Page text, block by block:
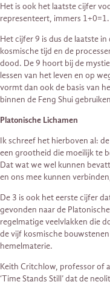
Het is ook het laatste cijfer
representeert, immers 1+0=1.
Het cijfer 9 is dus de laatste
kosmische tijd en de
dood. De 9 hoort bij de
lessen van het leven en op
vormt dan ook de basis van
binnen de Feng Shui
Platonische Lichamen
Ik schreef het hierboven al:
een grootheid die moeilijk te
Dat wat we wel kunnen
en ons mee kunnen
De 3 is ook het eerste cijfer
gevonden naar de
regelmatige veelvlakken die
de vijf kosmische
hemelmaterie.
Keith Critchlow, professor of
‘Time Stands Still’ dat de